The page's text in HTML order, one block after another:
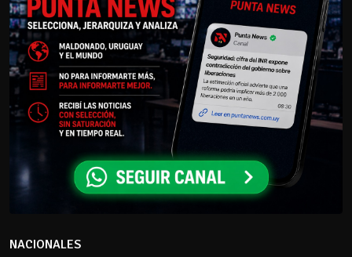
NACIONALES